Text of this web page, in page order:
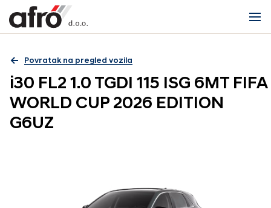
Povratak na pregled vozila
i30 FL2 1.0 TGDI 115 ISG 6MT FIFA
WORLD CUP 2026 EDITION
G6UZ